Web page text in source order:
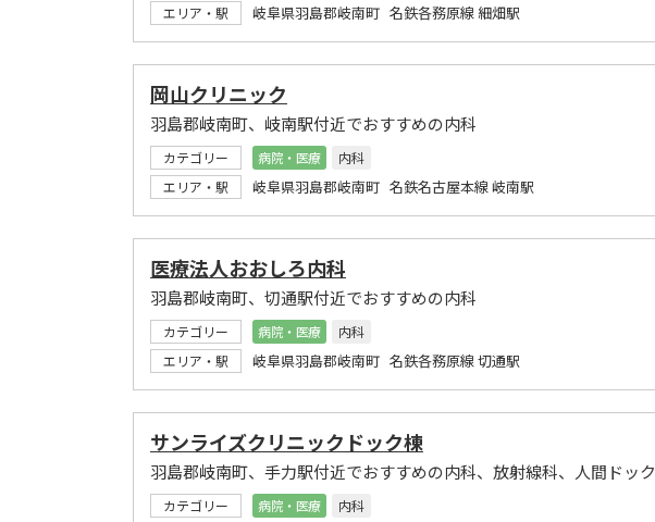
エリア・駅
岐阜県羽島郡岐南町 名鉄各務原線 細畑駅
岡山クリニック
羽島郡岐南町、岐南駅付近でおすすめの内科
カテゴリー 病院・医療
内科
エリア・駅
岐阜県羽島郡岐南町 名鉄名古屋本線 岐南駅
医療法人おおしろ内科
羽島郡岐南町、切通駅付近でおすすめの内科
カテゴリー 病院・医療
内科
エリア・駅
岐阜県羽島郡岐南町 名鉄各務原線 切通駅
サンライズクリニックドック棟
羽島郡岐南町、手力駅付近でおすすめの内科、放射線科、人間ドック
カテゴリー 病院・医療
内科